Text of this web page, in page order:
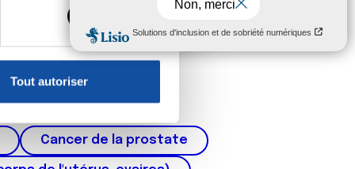
reportez-vous à lasection «
sur les cookies.
informations que
Tout autoriser
Cancer de la prostate